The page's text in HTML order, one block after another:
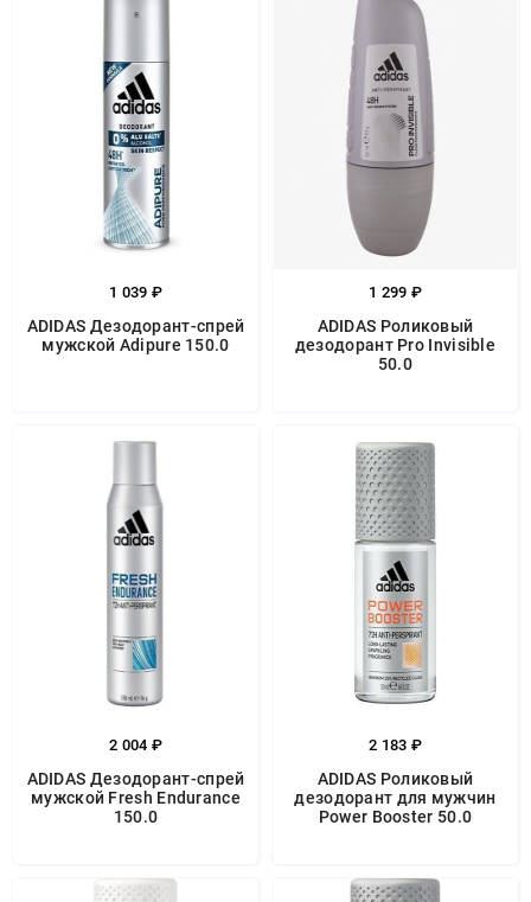
1 039 ₽
ADIDAS Дезодорант-спрей
мужской Adipure 150.0
1 299 ₽
ADIDAS Роликовый
дезодорант Pro Invisible
50.0
2 004 ₽
ADIDAS Дезодорант-спрей
мужской Fresh Endurance
150.0
2 183 ₽
ADIDAS Роликовый
дезодорант для мужчин
Power Booster 50.0